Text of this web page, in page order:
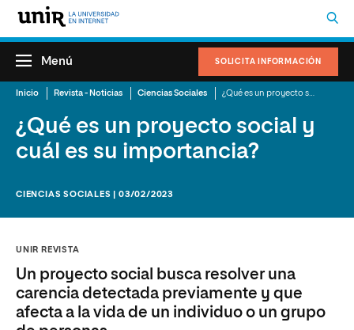
SOLICITA INFORMACIÓN
Menú
Inicio Revista - Noticias Ciencias Sociales
¿Qué es un proyecto social y
cuál es su importancia?
CIENCIAS SOCIALES | 03/02/2023
UNIR REVISTA
Un proyecto social busca resolver una
carencia detectada previamente y que
afecta a la vida de un individuo o un grupo